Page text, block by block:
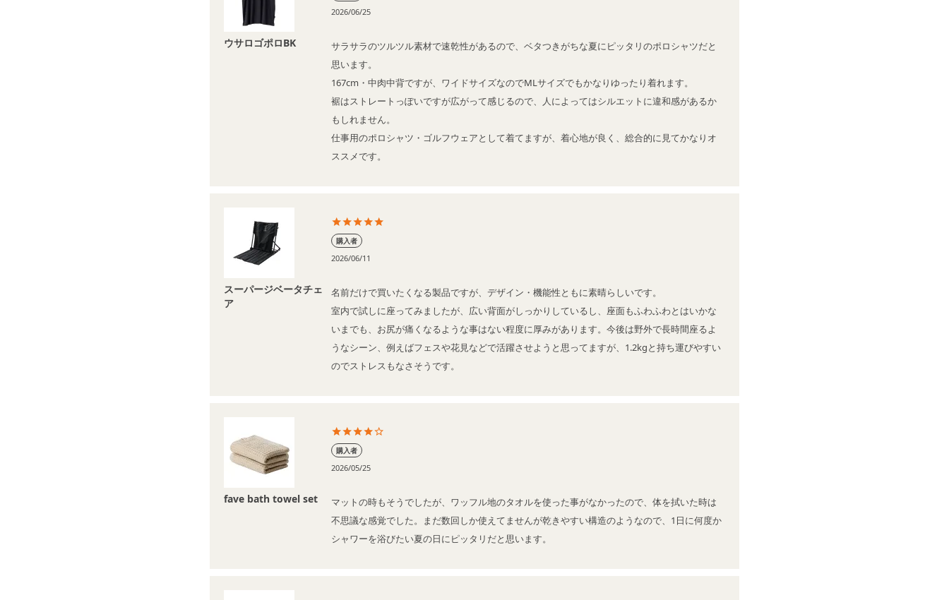
ウサロゴポロBK
2026/06/25
サラサラのツルツル素材で速乾性があるので、ベタつきがちな夏にピッタリのポロシャツだと
思います。
167cm・中肉中背ですが、ワイドサイズなのでMLサイズでもかなりゆったり着れます。
裾はストレートっぽいですが広がって感じるので、人によってはシルエットに違和感があるか
もしれません。
仕事用のポロシャツ・ゴルフウェアとして着てますが、着心地が良く、総合的に見てかなりオ
ススメです。
スーパージベータチェ
ア
購入者
2026/06/11
名前だけで買いたくなる製品ですが、デザイン・機能性ともに素晴らしいです。
室内で試しに座ってみましたが、広い背面がしっかりしているし、座面もふわふわとはいかな
いまでも、お尻が痛くなるような事はない程度に厚みがあります。今後は野外で長時間座るよ
うなシーン、例えばフェスや花見などで活躍させようと思ってますが、1.2kgと持ち運びやすい
のでストレスもなさそうです。
fave bath towel set
購入者
2026/05/25
マットの時もそうでしたが、ワッフル地のタオルを使った事がなかったので、体を拭いた時は
不思議な感覚でした。まだ数回しか使えてませんが乾きやすい構造のようなので、1日に何度か
シャワーを浴びたい夏の日にピッタリだと思います。